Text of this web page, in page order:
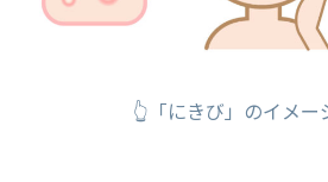
👆「にきび」のイメージ